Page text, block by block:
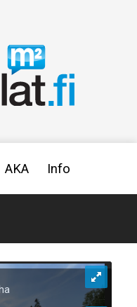
AKA Info